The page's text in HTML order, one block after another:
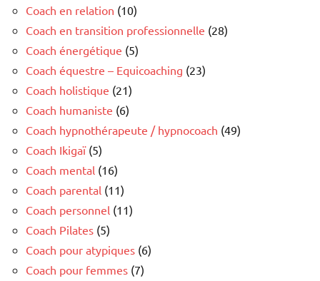
Coach en relation (10)
Coach en transition professionnelle (28)
Coach énergétique (5)
Coach équestre – Equicoaching (23)
Coach holistique (21)
Coach humaniste (6)
Coach hypnothérapeute / hypnocoach (49)
Coach Ikigaï(5)
Coach mental (16)
Coach parental (11)
Coach personnel (11)
Coach Pilates (5)
Coach pour atypiques (6)
Coach pour femmes (7)